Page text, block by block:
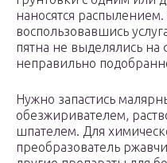
наносятся
воспользовавшись
пятна не выделялись на
неправильно
Нужно запастись
обезжиривателем,
шпателем. Для
преобразователь